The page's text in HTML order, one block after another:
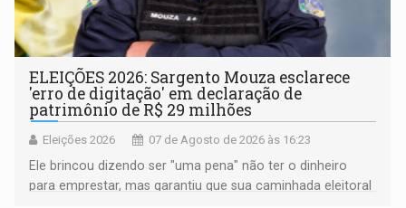
ELEIÇÕES 2026: Sargento Mouza esclarece
'erro de digitação' em declaração de
patrimônio de R$ 29 milhões
Eleições 2026 07 de Agosto de 2026 às 16:23
Ele brincou dizendo ser "uma pena" não ter o dinheiro
para emprestar, mas garantiu que sua caminhada eleitoral